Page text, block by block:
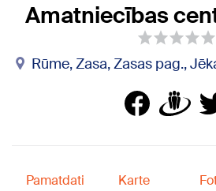
Amatniecības
Rūme, Zasa, Zasas pag.,
Pamatdati Karte